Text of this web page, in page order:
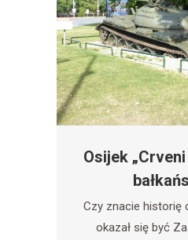
Osijek
Czy znacie historię
okazał się być